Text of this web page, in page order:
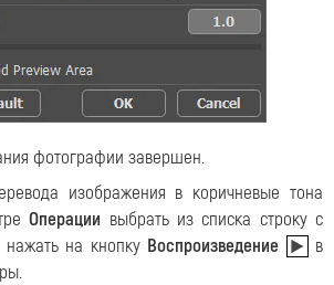
фотографии завершен.
изображения в коричневые тона
Операции выбрать из списка строку с
на кнопку Воспроизведение
в